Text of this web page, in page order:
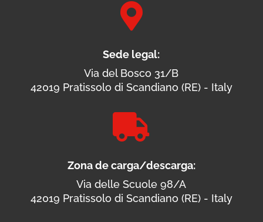

Sede legal:
Via del Bosco 31/B
42019 Pratissolo di Scandiano (RE) - Italy

Zona de carga/descarga:
Via delle Scuole 98/A
42019 Pratissolo di Scandiano (RE) - Italy